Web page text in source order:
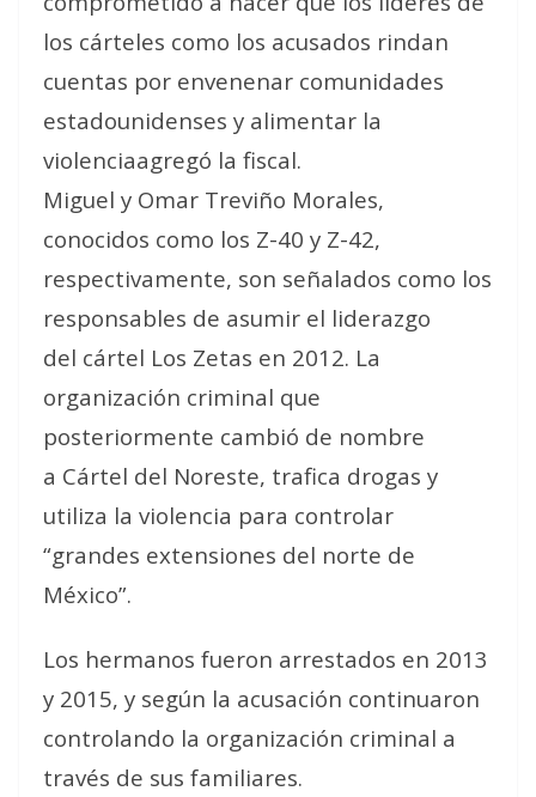
los cárteles como los acusados rindan
cuentas por envenenar comunidades
estadounidenses y alimentar la
violenciaagregó la fiscal.
Miguel y Omar Treviño Morales,
conocidos como los Z-40 y Z-42,
respectivamente, son señalados como los
responsables de asumir el liderazgo
del cártel Los Zetas en 2012. La
organización criminal que
posteriormente cambió de nombre
a Cártel del Noreste, trafica drogas y
utiliza la violencia para controlar
“grandes extensiones del norte de
México”.
Los hermanos fueron arrestados en 2013
y 2015, y según la acusación continuaron
controlando la organización criminal a
través de sus familiares.